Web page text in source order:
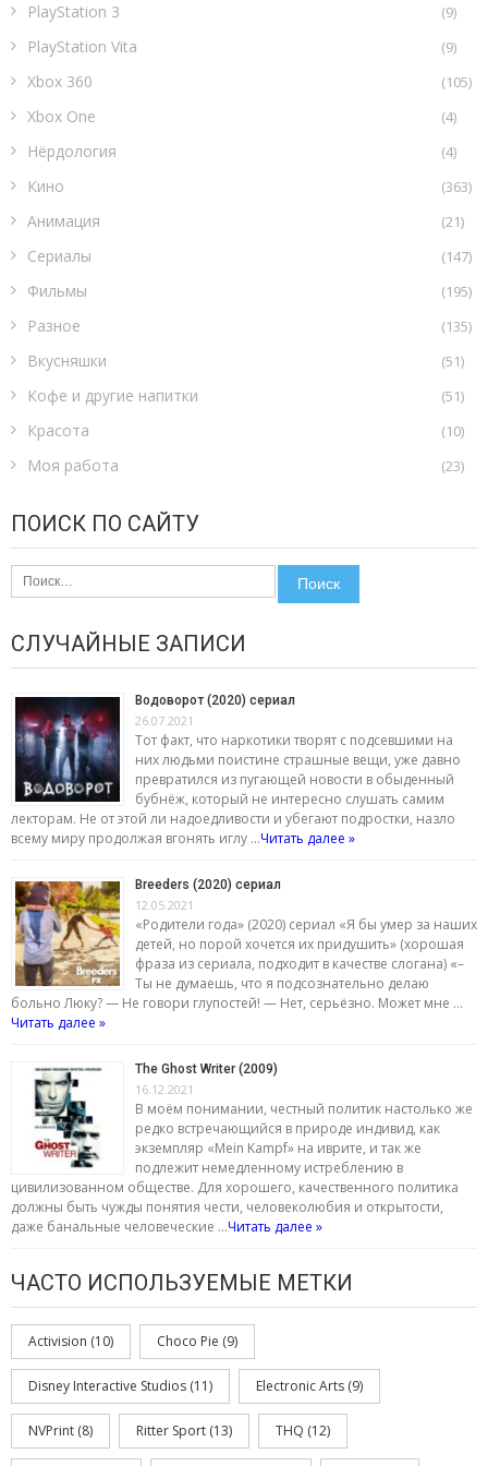
PlayStation 3 (9)
PlayStation Vita (9)
Xbox 360 (105)
Xbox One (4)
Нёрдология (4)
Кино (363)
Анимация (21)
Сериалы (147)
Фильмы (195)
Разное (135)
Вкусняшки (51)
Кофе и другие напитки (51)
Красота (10)
Моя работа (23)
ПОИСК ПО САЙТУ
Найти:
СЛУЧАЙНЫЕ ЗАПИСИ
Водоворот (2020) сериал
26.07.2021
Тот факт, что наркотики творят с подсевшими на
них людьми поистине страшные вещи, уже давно
превратился из пугающей новости в обыденный
бубнёж, который не интересно слушать самим
лекторам. Не от этой ли надоедливости и убегают подростки, назло
всему миру продолжая вгонять иглу …Читать далее »
Breeders (2020) сериал
12.05.2021
«Родители года» (2020) сериал «Я бы умер за наших
детей, но порой хочется их придушить» (хорошая
фраза из сериала, подходит в качестве слогана) «–
Ты не думаешь, что я подсознательно делаю
больно Люку? — Не говори глупостей! — Нет, серьёзно. Может мне …
Читать далее »
The Ghost Writer (2009)
16.12.2021
В моём понимании, честный политик настолько же
редко встречающийся в природе индивид, как
экземпляр «Mein Kampf» на иврите, и так же
подлежит немедленному истреблению в
цивилизованном обществе. Для хорошего, качественного политика
должны быть чужды понятия чести, человеколюбия и открытости,
даже банальные человеческие …Читать далее »
ЧАСТО ИСПОЛЬЗУЕМЫЕ МЕТКИ
Activision (10) Choco Pie (9)
Disney Interactive Studios (11) Electronic Arts (9)
NVPrint (8) Ritter Sport (13) THQ (12)